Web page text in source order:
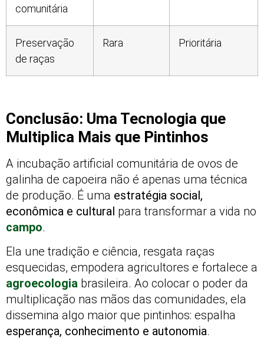
comunitária
Preservação
de raças
Rara Prioritária
Conclusão: Uma Tecnologia que
Multiplica Mais que Pintinhos
A incubação artificial comunitária de ovos de
galinha de capoeira não é apenas uma técnica
de produção. É uma estratégia social,
econômica e cultural para transformar a vida no
campo.
Ela une tradição e ciência, resgata raças
esquecidas, empodera agricultores e fortalece a
agroecologia brasileira. Ao colocar o poder da
multiplicação nas mãos das comunidades, ela
dissemina algo maior que pintinhos: espalha
esperança, conhecimento e autonomia.